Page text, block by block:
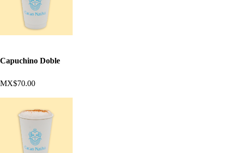
Capuchino Doble
MX$70.00